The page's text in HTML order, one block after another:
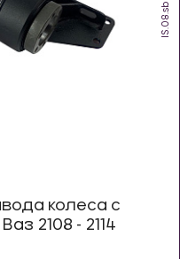
IS.08.sb
колеса с
2108 - 2114